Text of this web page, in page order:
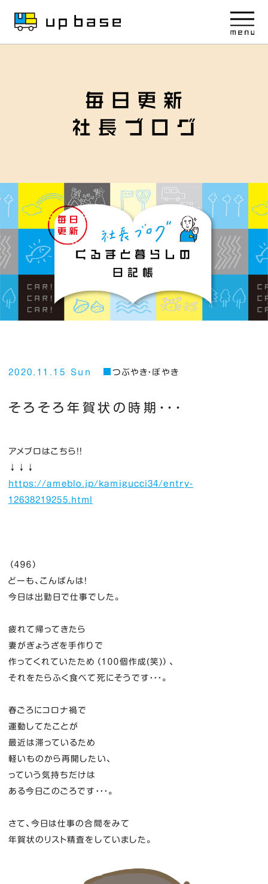
2020.11.15 Sun つぶやき・ぼやき
そろそろ年賀状の時期・・・
アメブロはこちら！！
↓↓↓
https://ameblo.jp/kamigucci34/entry-
12638219255.html
（４９６）
どーも、こんばんは！
今日は出勤日で仕事でした。
疲れて帰ってきたら
妻がぎょうざを手作りで
作ってくれていたため（１００個作成(笑)）、
それをたらふく食べて死にそうです・・・。
春ごろにコロナ禍で
運動してたことが
最近は滞っているため
軽いものから再開したい、
っていう気持ちだけは
ある今日このごろです・・・。
さて、今日は仕事の合間をみて
年賀状のリスト精査をしていました。